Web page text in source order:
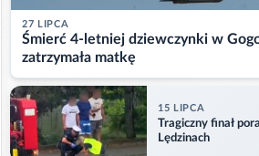
27 LIPCA
Śmierć 4-letniej dziewczynki w
zatrzymała matkę
15 LIPCA
Tragiczny finał
Lędzinach